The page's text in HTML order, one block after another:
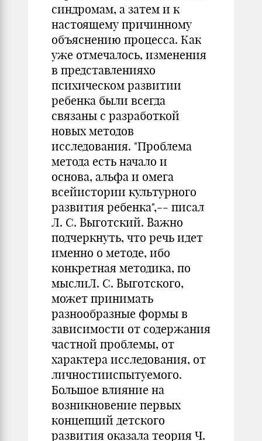
синдромам, а затем и к
настоящему причинному
объяснению процесса. Как
уже отмечалось, изменения
в представленияхо
психическом развитии
ребенка были всегда
связаны с разработкой
новых методов
исследования. "Проблема
метода есть начало и
основа, альфа и омега
всейистории культурного
развития ребенка",-- писал
Л. С. Выготский. Важно
подчеркнуть, что речь идет
именно о методе, ибо
конкретная методика, по
мыслиЛ. С. Выготского,
может принимать
разнообразные формы в
зависимости от содержания
частной проблемы, от
характера исследования, от
личностииспытуемого.
Большое влияние на
возникновение первых
концепций детского
развития оказала теория Ч.